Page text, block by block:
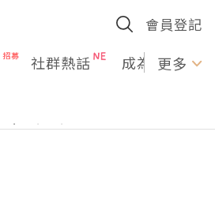
會員登記
社群熱話 成為U更多